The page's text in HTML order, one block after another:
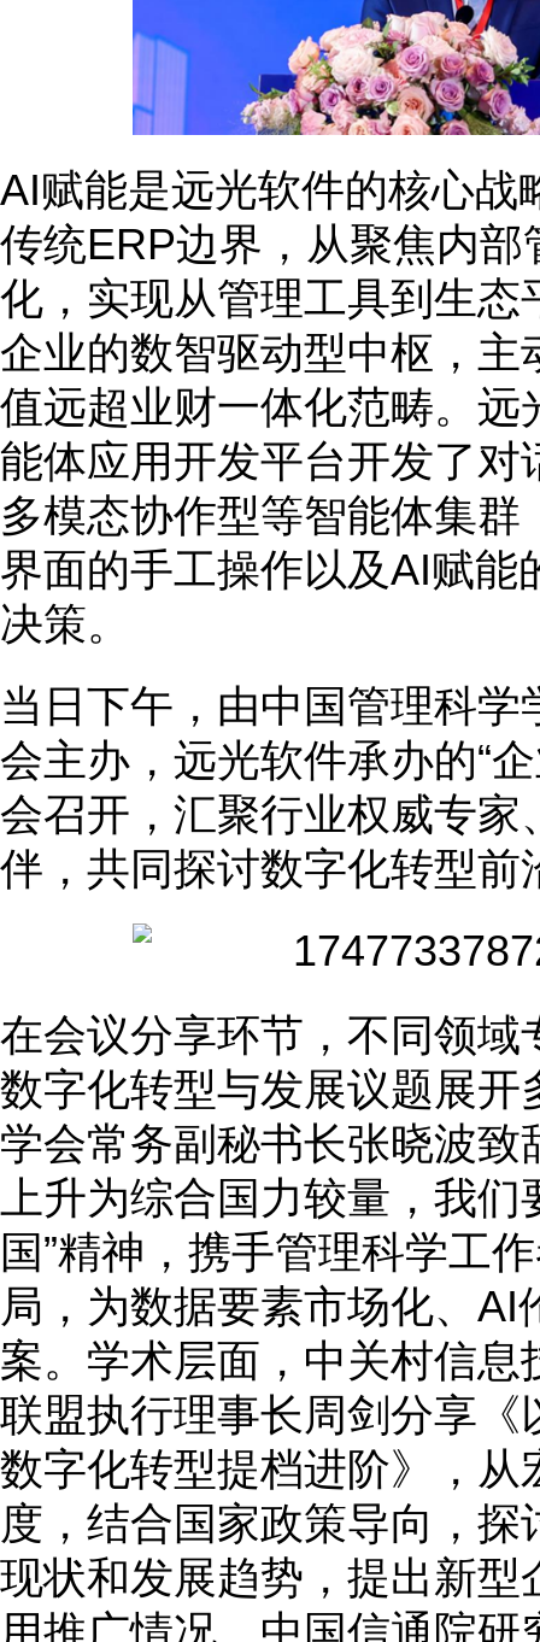
AI赋能是远光软件的核心战
传统ERP边界，从聚焦内
化，实现从管理工具到生
企业的数智驱动型中枢，
值远超业财一体化范畴。
能体应用开发平台开发了
多模态协作型等智能体集
界面的手工操作以及AI赋能
决策。
当日下午，由中国管理科
会主办，远光软件承办的“
会召开，汇聚行业权威专
伴，共同探讨数字化转型
在会议分享环节，不同领
数字化转型与发展议题展
学会常务副秘书长张晓波
上升为综合国力较量，我们
国”精神，携手管理科学工
局，为数据要素市场化、
案。学术层面，中关村信
联盟执行理事长周剑分享
数字化转型提档进阶》，
度，结合国家政策导向，
现状和发展趋势，提出新
用推广情况。中国信通院